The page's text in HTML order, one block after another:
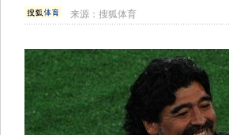
来源：搜狐体育